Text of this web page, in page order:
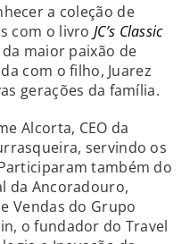
a coleção de
com o livro JC’s Classic
maior paixão de
com o filho, Juarez
gerações da família.
Alcorta, CEO da
servindo os
também do
da Ancoradouro,
Vendas do Grupo
o fundador do Travel